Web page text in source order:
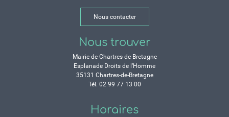
Nous contacter
Nous trouver
Mairie de Chartres de Bretagne
Esplanade Droits de l’Homme
35131 Chartres-de-Bretagne
Tél. 02 99 77 13 00
Horaires